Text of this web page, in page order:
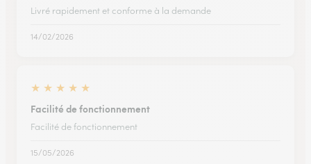
Livré rapidement et conforme à la demande
14/02/2026
★ ★ ★ ★ ★
Facilité de fonctionnement
Facilité de fonctionnement
15/05/2026